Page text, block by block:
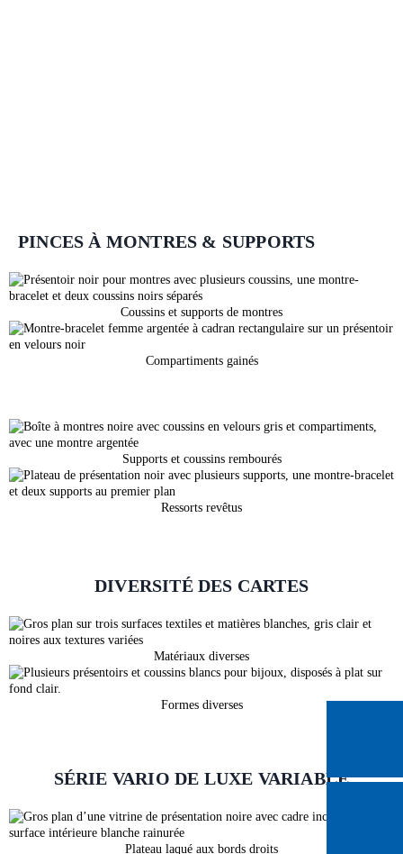
PINCES À MONTRES & SUPPORTS
Coussins et supports de montres
Compartiments gainés
Supports et coussins rembourés
Ressorts revêtus
DIVERSITÉ DES CARTES
Matériaux diverses
Formes diverses
SÉRIE VARIO DE LUXE VARIABLE
Plateau laqué aux bords droits